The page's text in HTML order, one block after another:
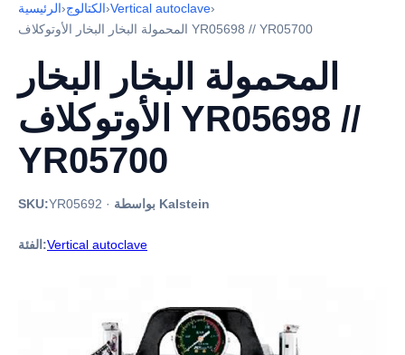
الرئيسية›الكتالوج›Vertical autoclave›
المحمولة البخار البخار الأوتوكلاف YR05698 // YR05700
المحمولة البخار البخار
الأوتوكلاف YR05698 //
YR05700
SKU:YR05692 · بواسطة Kalstein
الفئة:Vertical autoclave